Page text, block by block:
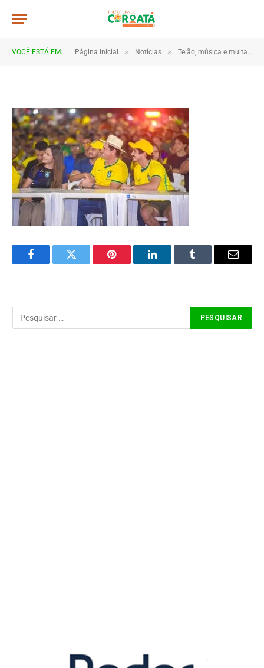
VOCÊ ESTÁ EM: Página Inicial » Notícias » Telão, música e muita torcida marcam estreia do Brasil em Coroatá
JWR_5184
FacebookTwitter Pinterest LinkedInTumblr Email